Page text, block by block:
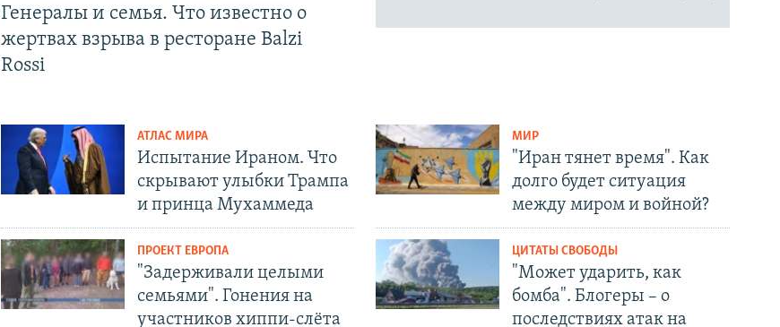
Генералы и семья. Что известно о
жертвах взрыва в ресторане Balzi
Rossi
АТЛАС МИРА
Испытание Ираном. Что
скрывают улыбки Трампа
и принца Мухаммеда
ПРОЕКТ ЕВРОПА
"Задерживали целыми
семьями". Гонения на
участников хиппи-слёта
МИР
"Иран тянет время". Как
долго будет ситуация
между миром и войной?
ЦИТАТЫ СВОБОДЫ
"Может ударить, как
бомба". Блогеры – о
последствиях атак на